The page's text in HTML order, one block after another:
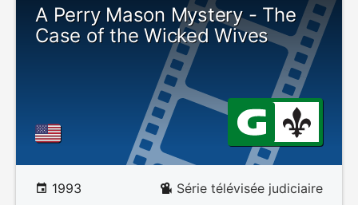
A Perry Mason Mystery - The
Case of the Wicked Wives
1993 Série télévisée judiciaire